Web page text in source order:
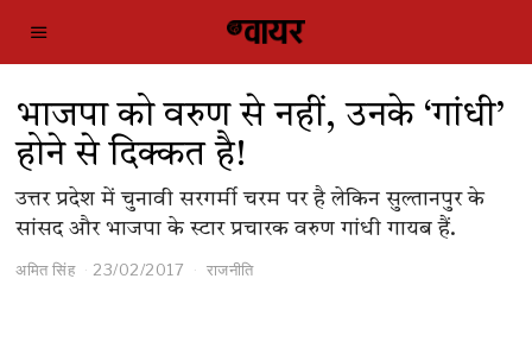
भाजपा को वरुण से नहीं, उनके ‘गांधी’
होने से दिक्कत है!
उत्तर प्रदेश में चुनावी सरगर्मी चरम पर है लेकिन सुल्तानपुर के
सांसद और भाजपा के स्टार प्रचारक वरुण गांधी गायब हैं.
अमित सिंह 23/02/2017 राजनीति